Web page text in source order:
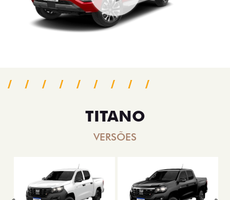
TITANO
VERSÕES